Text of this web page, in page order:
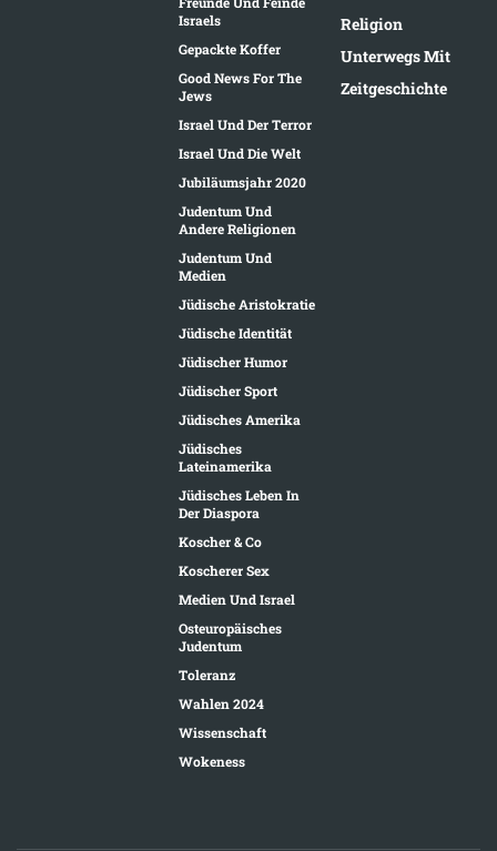
Israels
Gepackte Koffer
Good News For The
Jews
Israel Und Der Terror
Israel Und Die Welt
Jubiläumsjahr 2020
Judentum Und
Andere Religionen
Judentum Und
Medien
Jüdische Aristokratie
Jüdische Identität
Jüdischer Humor
Jüdischer Sport
Jüdisches Amerika
Jüdisches
Lateinamerika
Jüdisches Leben In
Der Diaspora
Koscher & Co
Koscherer Sex
Medien Und Israel
Osteuropäisches
Judentum
Toleranz
Wahlen 2024
Wissenschaft
Wokeness
Religion
Unterwegs Mit
Zeitgeschichte